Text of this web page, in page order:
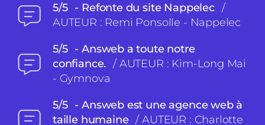
5/5 Refonte du site Nappelec /
AUTEUR : Remi Ponsolle - Nappelec
5/5
Answeb a toute notre
confiance. / AUTEUR : Kim-Long Mai
- Gymnova
5/5
Answeb est une agence web à
taille humaine / AUTEUR : Charlotte